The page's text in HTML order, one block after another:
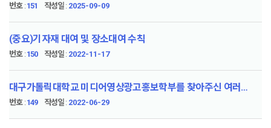
번호:151 작성일 : 2025-09-09
(중요)기자재 대여 및 장소대여 수칙
번호:150 작성일 : 2022-11-17
대구가톨릭대학교 미디어영상광고홍보학부를 찾아주신 여러분 환영합니 다!
번호:149 작성일 : 2022-06-29